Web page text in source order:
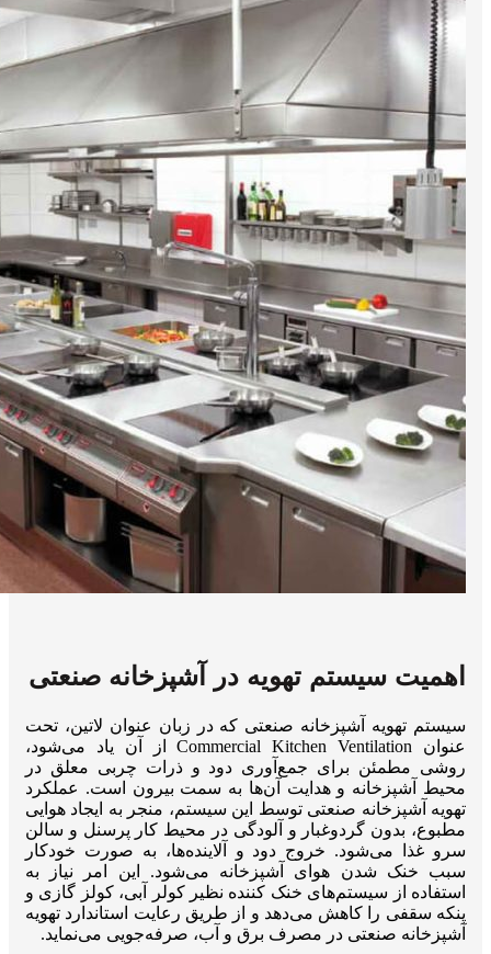
اهمیت سیستم تهویه در آشپزخانه صنعتی
سیستم تهویه آشپزخانه صنعتی که در زبان عنوان لاتین، تحت
عنوان Commercial Kitchen Ventilation از آن یاد می‌شود،
روشی مطمئن برای جمع‌آوری دود و ذرات چربی معلق در
محیط آشپزخانه و هدایت آن‌ها به سمت بیرون است. عملکرد
تهویه آشپزخانه صنعتی توسط این سیستم، منجر به ایجاد هوایی
مطبوع، بدون گردوغبار و آلودگی در محیط کار پرسنل و سالن
سرو غذا می‌شود. خروج دود و آلاینده‌ها، به صورت خودکار
سبب خنک شدن هوای آشپزخانه می‌شود. این امر نیاز به
استفاده از سیستم‌های خنک کننده نظیر کولر آبی، کولز گازی و
پنکه سقفی را کاهش می‌دهد و از طریق رعایت استاندارد تهویه
آشپزخانه صنعتی در مصرف برق و آب، صرفه‌جویی می‌نماید.